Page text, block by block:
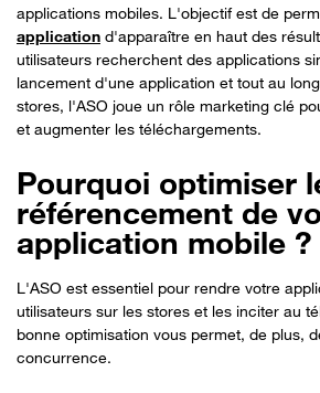
applications mobiles. L'objectif est de
application d'apparaître en haut des
utilisateurs recherchent des applications
lancement d'une application et tout au
stores, l'ASO joue un rôle marketing clé
et augmenter les téléchargements.
Pourquoi optimiser
référencement de
application mobile ?
L'ASO est essentiel pour rendre votre
utilisateurs sur les stores et les inciter au
bonne optimisation vous permet, de plus,
concurrence.